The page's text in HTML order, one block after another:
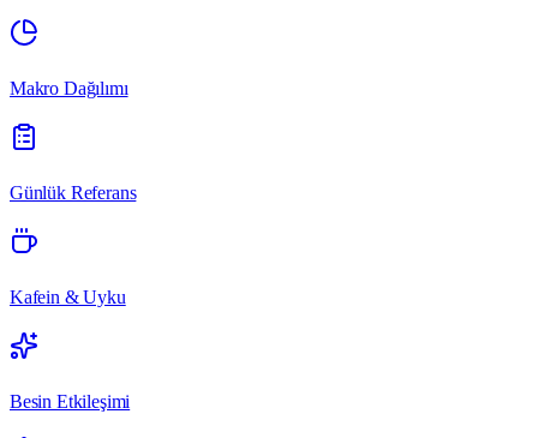
Makro Dağılımı
Günlük Referans
Kafein & Uyku
Besin Etkileşimi